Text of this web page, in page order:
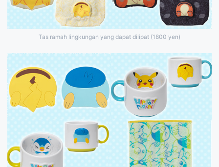
Tas ramah lingkungan yang dapat dilipat (1800 yen)